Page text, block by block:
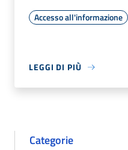
Accesso all'informazione
LEGGI DI PIÙ
Categorie